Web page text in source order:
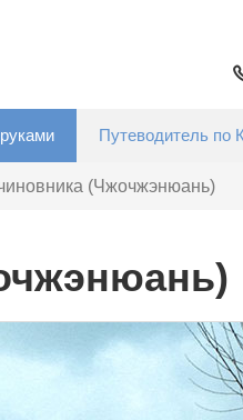
Путеводитель по
(Чжочжэнюань)